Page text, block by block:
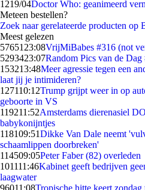
1219/04Doctor Who: geanimeerd
Meteen bestellen?
Zoek naar gerelateerde producten op
Meest gelezen
57651 23:08VrijMiBabes #316 (not
5293423:07Random Pics van de Dag
153213:48Meer agressie tegen een
laat jij je intimideren?
127110:12Trump grijpt weer in op
geboorte in VS
119211:52Amsterdams dierenasiel
babykonijntjes
118109:51Dikke Van Dale neemt
schaamlippen doorbreken'
114509:05Peter Faber (82) overleden
101111:46Kabinet geeft bedrijven
laagwater
96011:08Tropische hitte keert